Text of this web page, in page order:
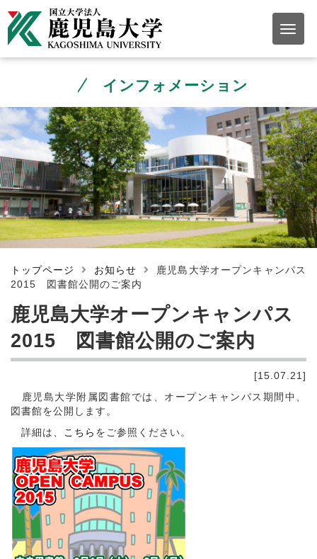
インフォメーション
トップページ お知らせ
鹿児島大学オープンキャンパス
2015 図書館公開のご案内
鹿児島大学オープンキャンパス
2015 図書館公開のご案内
[15.07.21]
鹿児島大学附属図書館では、オープンキャンパス期間中、
図書館を公開します。
詳細は、
こちら をご参照ください。